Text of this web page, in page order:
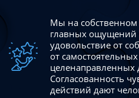
Мы на собственном
главных ощущений
удовольствие от
от
целенаправленных
Согласованность
действий дают